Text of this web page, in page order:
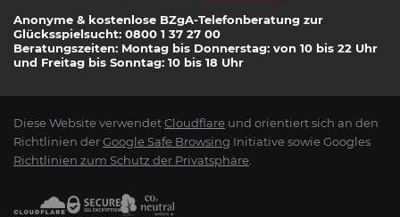
Anonyme & kostenlose BZgA-Telefonberatung zur
Glücksspielsucht: 0800 1 37 27 00
Beratungszeiten: Montag bis Donnerstag: von 10 bis 22 Uhr
und Freitag bis Sonntag: 10 bis 18 Uhr
Diese Website verwendetCloudflare und orientiert sich an den
Richtlinien derGoogle Safe Browsing Initiative sowie Googles
Richtlinien zum Schutz der Privatsphäre